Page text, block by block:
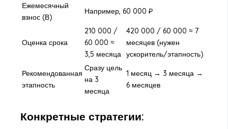
Ежемесячный
взнос (В)
Например, 60 000 ₽
Оценка срока
210 000 /
60 000 ≈
3,5 месяца
420 000 / 60 000 ≈ 7
месяцев (нужен
ускоритель/этапность)
Рекомендованная
этапность
Сразу цель
на 3
месяца
1 месяц → 3 месяца →
6 месяцев
Конкретные стратегии: